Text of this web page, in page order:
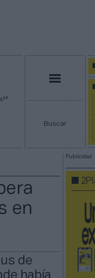
2P
Buscar
en
de
Publicidad